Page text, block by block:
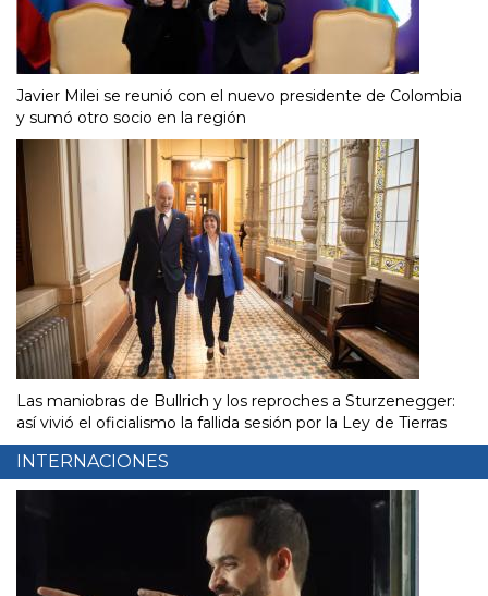
Javier Milei se reunió con el nuevo presidente de Colombia
y sumó otro socio en la región
Las maniobras de Bullrich y los reproches a Sturzenegger:
así vivió el oficialismo la fallida sesión por la Ley de Tierras
INTERNACIONES